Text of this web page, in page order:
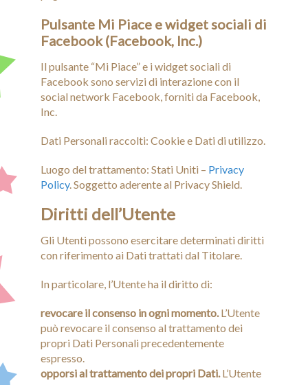
Pulsante Mi Piace e widget sociali di
Facebook (Facebook, Inc.)
Il pulsante “Mi Piace” e i widget sociali di
Facebook sono servizi di interazione con il
social network Facebook, forniti da Facebook,
Inc.
Dati Personali raccolti: Cookie e Dati di utilizzo.
Luogo del trattamento: Stati Uniti – Privacy
Policy. Soggetto aderente al Privacy Shield.
Diritti dell’Utente
Gli Utenti possono esercitare determinati diritti
con riferimento ai Dati trattati dal Titolare.
In particolare, l’Utente ha il diritto di:
revocare il consenso in ogni momento.L’Utente
può revocare il consenso al trattamento dei
propri Dati Personali precedentemente
espresso.
opporsi al trattamento dei propri Dati.L’Utente